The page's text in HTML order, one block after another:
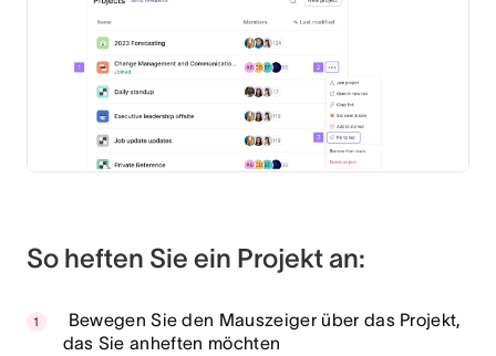
So heften Sie ein Projekt an:
Bewegen Sie den Mauszeiger über das Projekt,
das Sie anheften möchten